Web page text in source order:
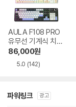
AULA F108 PRO
유무선 기계식 치즈
화이트 한글
86,000원
5.0 (142)
파워링크 광고